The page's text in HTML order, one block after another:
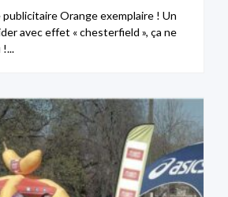
Orange exemplaire ! Un
avec effet « chesterfield », ça ne
!...